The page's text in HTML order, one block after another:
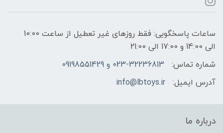
ساعات پاسخگویی: فقط روزهای غیر تعطیل از ساعت 10:00
الی 14:00 و 17:00 الی 21:00
شماره تماس:
023-32236813 و 09198551429
آدرس ایمیل:
info@lbtoys.ir
درباره ما